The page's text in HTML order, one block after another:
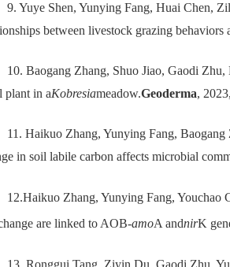
9. Yuye Shen, Yunying Fang, Huai Chen,
between livestock grazing
10. Baogang Zhang, Shuo Jiao, Gaodi Zhu,
plant in aKobresiameadow.Geoderma,
11. Haikuo Zhang, Yunying Fang,
in soil labile carbon affects microbial
12.Haikuo Zhang, Yunying Fang, Youchao
are linked to AOB-amoA andnirK
13. Ronggui Tang, Ziyin Du, Gaodi Zhu,